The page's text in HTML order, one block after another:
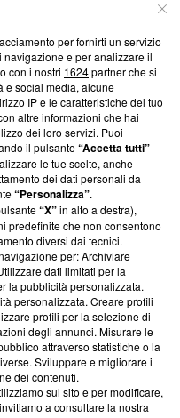
su Blasting
su come ci impegniamo a
la nostra aderenza a
Blasting News non è
ha richiesto di farne
una verifica di
Carlo Frasca, 3 - 6900
per fornirti un servizio
e per analizzare il
con i nostri 1624partner che si
e social media, alcune
IP e le caratteristiche del tuo
altre informazioni che hai
dei loro servizi. Puoi
il pulsante“Accetta tutti”
le tue scelte, anche
dei dati personali da
“Personalizza”.
“X”in alto a destra),
predefinite che non consentono
diversi dai tecnici.
per: Archiviare
dati limitati per la
la pubblicità personalizzata.
personalizzata. Creare profili
profili per la selezione di
degli annunci. Misurare le
attraverso statistiche o la
Sviluppare e migliorare i
dei contenuti.
sul sito e per modificare,
a consultare la nostra